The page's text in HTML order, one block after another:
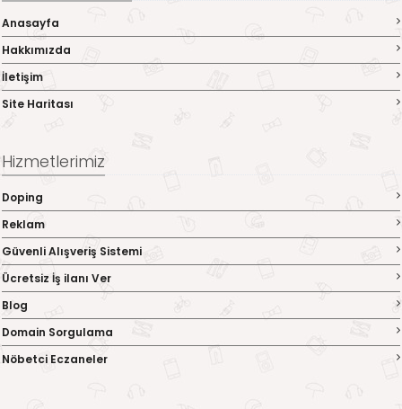
Anasayfa
Hakkımızda
İletişim
Site Haritası
Hizmetlerimiz
Doping
Reklam
Güvenli Alışveriş Sistemi
Ücretsiz İş ilanı Ver
Blog
Domain Sorgulama
Nöbetci Eczaneler